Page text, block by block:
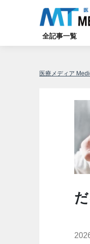
全記事一覧
医療メディア